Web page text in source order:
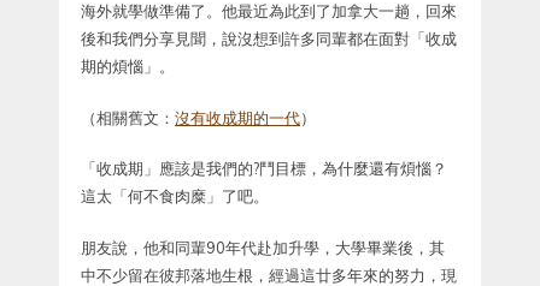
海外就學做準備了。他最近為此到了加拿大一趟，回來
後和我們分享見聞，說沒想到許多同輩都在面對「收成
期的煩惱」。
（相關舊文： 沒有收成期的一代）
「收成期」應該是我們的?鬥目標，為什麼還有煩惱？
這太「何不食肉糜」了吧。
朋友說，他和同輩90年代赴加升學，大學畢業後，其
中不少留在彼邦落地生根，經過這廿多年來的努力，現